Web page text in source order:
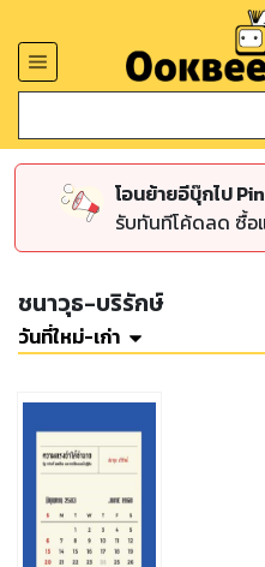
โอนย้ายอีบุ๊กไป
รับทันทีโค้ดลด ซื้อ
ชนาวุธ-บริรักษ์
วันที่ใหม่-เก่า